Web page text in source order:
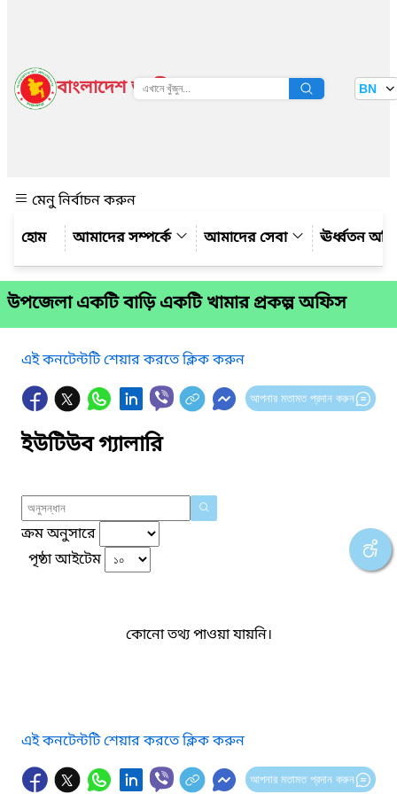
বাংলাদেশ জাতীয় তথ্য বাতায়ন BN
মেনু নির্বাচন করুন
আমাদের সম্পর্কে
আমাদের সেবা ঊর্ধ্বতন
উপজেলা একটি বাড়ি একটি খামার প্রকল্প অফিস
এই কনটেন্টটি শেয়ার করতে ক্লিক করুন
আপনার মতামত প্রদান করুন
ইউটিউব গ্যালারি
ক্রম অনুসারে
পৃষ্ঠা আইটেম
কোনো তথ্য পাওয়া যায়নি।
এই কনটেন্টটি শেয়ার করতে ক্লিক করুন
আপনার মতামত প্রদান করুন